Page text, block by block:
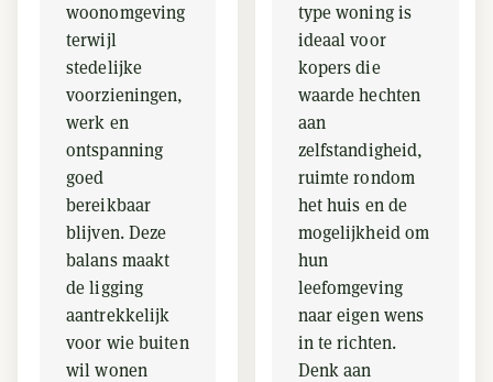
woonomgeving
terwijl
stedelijke
voorzieningen,
werk en
ontspanning
goed
bereikbaar
blijven. Deze
balans maakt
de ligging
aantrekkelijk
voor wie buiten
wil wonen
type woning is
ideaal voor
kopers die
waarde hechten
aan
zelfstandigheid,
ruimte rondom
het huis en de
mogelijkheid om
hun
leefomgeving
naar eigen wens
in te richten.
Denk aan